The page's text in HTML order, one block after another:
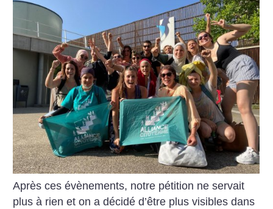
Après ces évènements, notre pétition ne servait
plus à rien et on a décidé d’être plus visibles dans